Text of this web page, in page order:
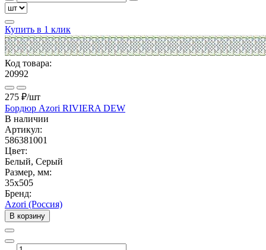
Купить в 1 клик
Код товара:
20992
275 ₽/шт
Бордюр Azori RIVIERA DEW
В наличии
Артикул:
586381001
Цвет:
Белый, Серый
Размер, мм:
35x505
Бренд:
Azori (Россия)
В корзину